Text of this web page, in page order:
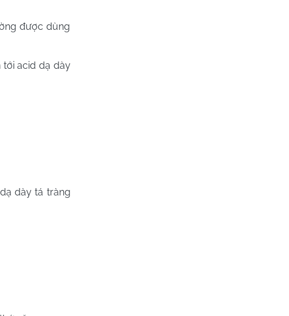
được dùng
tới acid dạ dày
dày tá tràng